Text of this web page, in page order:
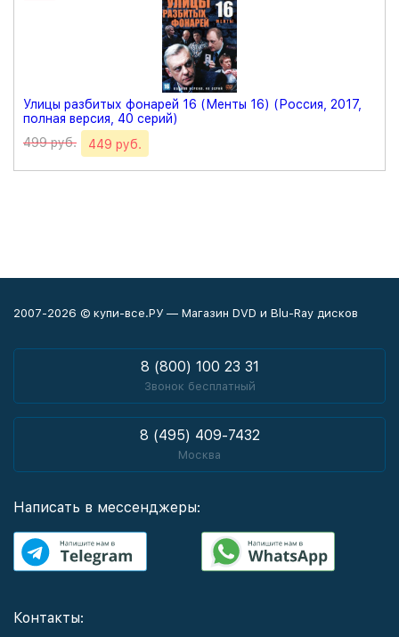
Улицы разбитых фонарей 16 (Менты 16) (Россия, 2017,
полная версия, 40 серий)
499 руб.
449 руб.
2007-2026 © купи-все.РУ — Магазин DVD и Blu-Ray дисков
8 (800) 100 23 31
Звонок бесплатный
8 (495) 409-7432
Москва
Написать в мессенджеры:
Контакты: